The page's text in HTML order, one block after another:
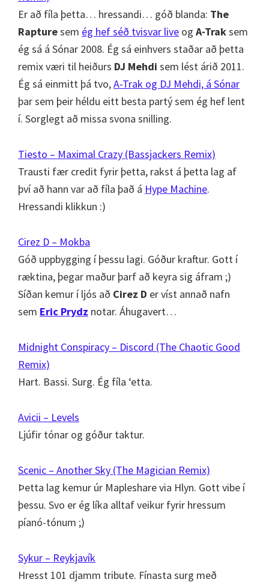
Er að fíla þetta… hressandi… góð blanda: The
Rapturesem ég hef séð tvisvar live og A-Traksem
ég sá á Sónar 2008. Ég sá einhvers staðar að þetta
remix væri til heiðurs DJ Mehdi sem lést árið 2011.
Ég sá einmitt þá tvo,A-Trak og DJ Mehdi, á Sónar
þar sem þeir héldu eitt besta partý sem ég hef lent
í. Sorglegt að missa svona snilling.
Tiesto – Maximal Crazy (Bassjackers Remix)
Trausti fær credit fyrir þetta, rakst á þetta lag af
því að hann var að fíla það á Hype Machine.
Hressandi klikkun :)
Cirez D – Mokba
Góð uppbygging í þessu lagi. Góður kraftur. Gott í
ræktina, þegar maður þarf að keyra sig áfram ;)
Síðan kemur í ljós að Cirez D er víst annað nafn
sem Eric Prydz notar. Áhugavert…
Midnight Conspiracy – Discord (The Chaotic Good
Remix)
Hart. Bassi. Surg. Ég fíla ‘etta.
Avicii – Levels
Ljúfir tónar og góður taktur.
Scenic – Another Sky (The Magician Remix)
Þetta lag kemur úr Mapleshare via Hlyn. Gott vibe í
þessu. Svo er ég líka alltaf veikur fyrir hressum
píanó-tónum ;)
Sykur – Reykjavík
Hresst 101 djamm tribute. Fínasta surg með